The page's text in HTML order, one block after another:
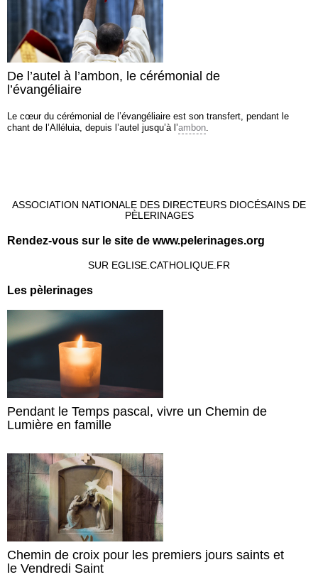
De l’autel à l’ambon, le cérémonial de
l’évangéliaire
Le cœur du cérémonial de l’évangéliaire est son transfert, pendant le
chant de l’Alléluia, depuis l’autel jusqu’à l’ambon.
ASSOCIATION NATIONALE DES DIRECTEURS DIOCÉSAINS DE
PÈLERINAGES
Rendez-vous sur le site de www.pelerinages.org
SUR EGLISE.CATHOLIQUE.FR
Les pèlerinages
Pendant le Temps pascal, vivre un Chemin de
Lumière en famille
Chemin de croix pour les premiers jours saints et
le Vendredi Saint